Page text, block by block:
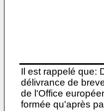
Il est rappelé que:
délivrance de
de l'Office
formée qu'après